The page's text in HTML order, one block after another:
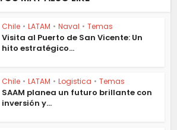
Chile • LATAM • Naval • Temas
Visita al Puerto de San Vicente: Un
hito estratégico...
Chile • LATAM • Logistica • Temas
SAAM planea un futuro brillante con
inversión y...